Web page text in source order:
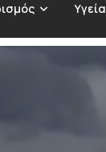
Υγεία